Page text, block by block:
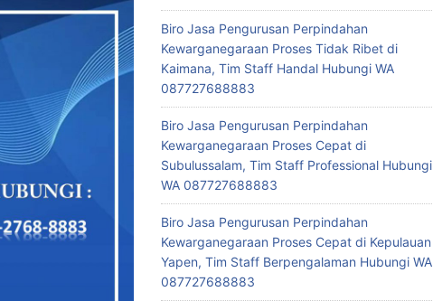
Biro Jasa Pengurusan Perpindahan
Kewarganegaraan Proses Tidak Ribet di
Kaimana, Tim Staff Handal Hubungi WA
087727688883
Biro Jasa Pengurusan Perpindahan
Kewarganegaraan Proses Cepat di
Subulussalam, Tim Staff Professional Hubungi
WA 087727688883
Biro Jasa Pengurusan Perpindahan
Kewarganegaraan Proses Cepat di Kepulauan
Yapen, Tim Staff Berpengalaman Hubungi WA
087727688883